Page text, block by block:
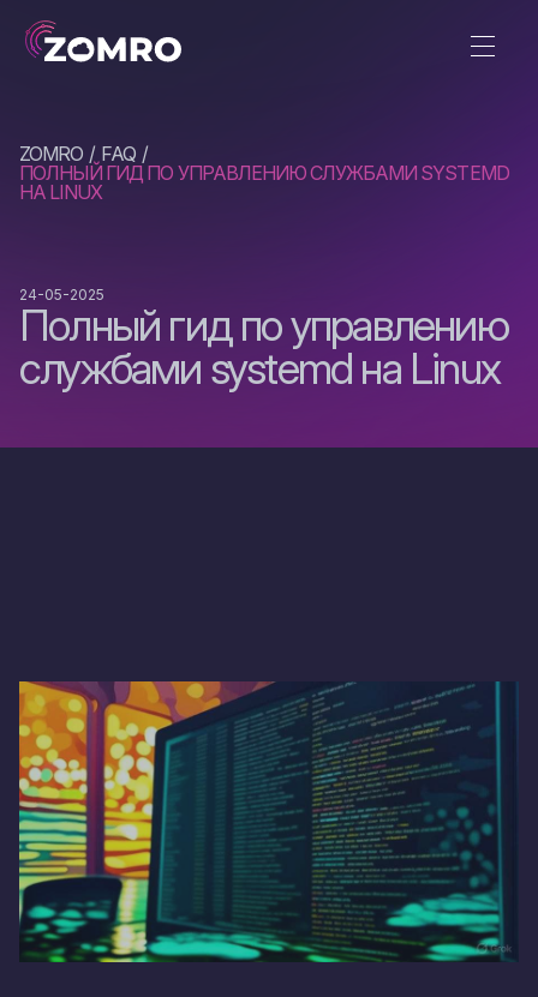
ZOMRO
FAQ
ПОЛНЫЙ ГИД ПО УПРАВЛЕНИЮ СЛУЖБАМИ SYSTEMD
НА LINUX
Полный гид по управлению
службами systemd на Linux
24-05-2025